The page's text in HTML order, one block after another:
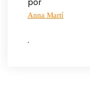
Anna Martí
.